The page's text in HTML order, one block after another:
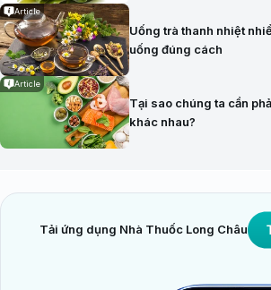
Article
Uống trà thanh nhiệt
uống đúng cách
Article
Tại sao chúng ta cần
khác nhau?
Tải ứng dụng Nhà Thuốc Long Châu